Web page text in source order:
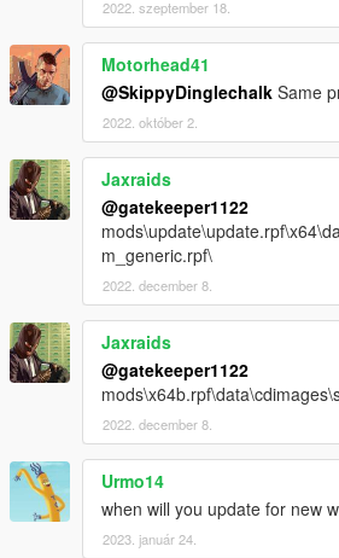
2022. szeptember 18.
Motorhead41
@SkippyDinglechalk Same
2022. október 2.
Jaxraids
@gatekeeper1122
m_generic.rpf\
2022. december 8.
Jaxraids
@gatekeeper1122
2022. december 8.
Urmo14
when will you update for new
2023. január 24.